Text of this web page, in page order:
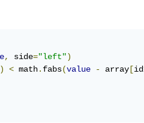
, side="left")
< math. fabs(value - array [